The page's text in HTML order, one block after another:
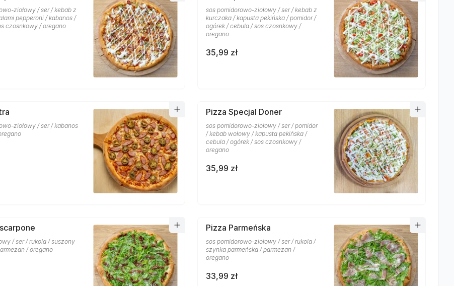
ziołowy / ser / kebab z
pepperoni / kabanos /
czosnkowy / oregano
sos pomidorowo-ziołowy / ser / kebab z
kurczaka / kapusta pekińska / pomidor /
ogórek / cebula / sos czosnkowy /
oregano
35,99 zł
ziołowy / ser / kabanos
Pizza Specjal Doner
sos pomidorowo-ziołowy / ser / pomidor
/ kebab wołowy / kapusta pekińska /
cebula / ogórek / sos czosnkowy /
oregano
35,99 zł
/ ser / rukola / suszony
/ oregano
Pizza Parmeńska
sos pomidorowo-ziołowy / ser / rukola /
szynka parmeńska / parmezan /
oregano
33,99 zł